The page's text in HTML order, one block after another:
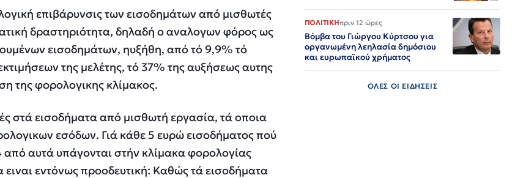
επιβάρυνσις των εισοδημάτων από μισθωτές
δραστηριότητα, δηλαδή ο αναλογων φόρος ως
εισοδημάτων, ηυξήθη, από τό 9,9% τό
της μελέτης, τό 37% της αυξήσεως αυτης
της φορολογικης κλίμακος.
στά εισοδήματα από μισθωτή εργασία, τά οποια
εσόδων. Γιά κάθε 5 ευρώ εισοδήματος πού
αυτά υπάγονται στήν κλίμακα φορολογίας
εντόνως προοδευτική: Καθώς τά εισοδήματα
ΠΟΛΙΤΙΚΗπριν 12 ώρες
Βόμβα του Γιώργου Κύρτσου για
οργανωμένη λεηλασία δημόσιου
και ευρωπαϊκού χρήματος
ΟΛΕΣ ΟΙ ΕΙΔΗΣΕΙΣ